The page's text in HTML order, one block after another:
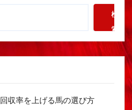
検
索
収率を上げる馬の選び方